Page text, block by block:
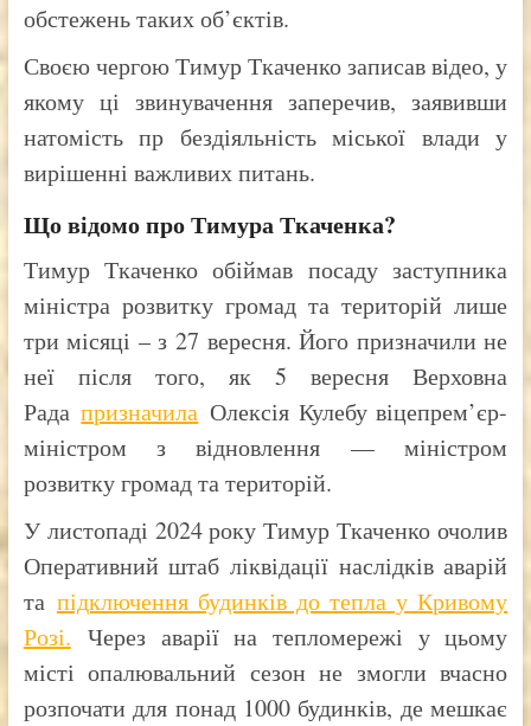
обстежень таких об’єктів.
Своєю чергою Тимур Ткаченко записав відео, у
якому ці звинувачення заперечив, заявивши
натомість пр бездіяльність міської влади у
вирішенні важливих питань.
Що відомо про Тимура Ткаченка?
Тимур Ткаченко обіймав посаду заступника
міністра розвитку громад та територій лише
три місяці – з 27 вересня. Його призначили не
неї після того, як 5 вересня Верховна
Радапризначила Олексія Кулебу віцепрем’єр-
міністром з відновлення — міністром
розвитку громад та територій.
У листопаді 2024 року Тимур Ткаченко очолив
Оперативний штаб ліквідації наслідків аварій
та підключення будинків до тепла у Кривому
Розі. Через аварії на тепломережі у цьому
місті опалювальний сезон не змогли вчасно
розпочати для понад 1000 будинків, де мешкає